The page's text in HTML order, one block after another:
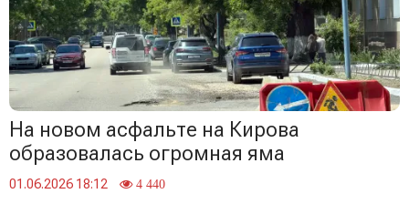
На новом асфальте на Кирова
образовалась огромная яма
01.06.2026 18:12 4 440